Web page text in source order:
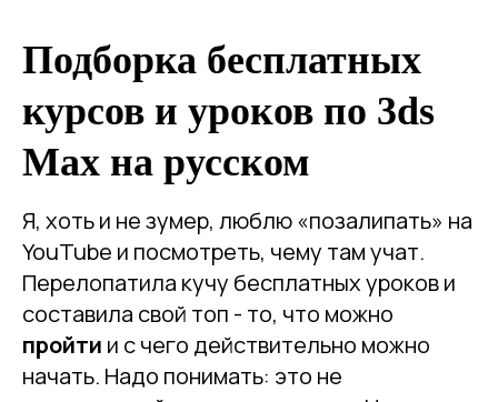
Подборка бесплатных
курсов и уроков по 3ds
Max на русском
Я, хоть и не зумер, люблю «позалипать» на
YouTube и посмотреть, чему там учат.
Перелопатила кучу бесплатных уроков и
составила свой топ - то, что можно
пройти и с чего действительно можно
начать. Надо понимать: это не